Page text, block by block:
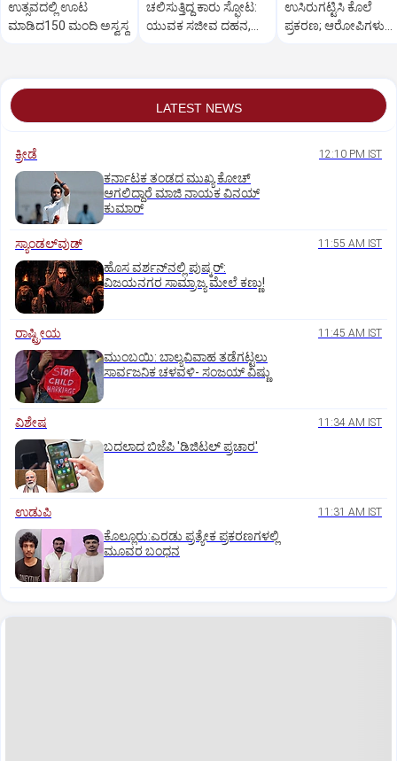
ಉತ್ಸವದಲ್ಲಿ ಊಟ
ಮಾಡಿದ150 ಮಂದಿ ಅಸ್ವಸ್ಥ
ಚಲಿಸುತ್ತಿದ್ದ ಕಾರು ಸ್ಫೋಟ:
ಯುವಕ ಸಜೀವ ದಹನ,
ಉಸಿರುಗಟ್ಟಿಸಿ ಕೊಲೆ
ಪ್ರಕರಣ; ಆರೋಪಿಗಳು
LATEST NEWS
ಕ್ರೀಡೆ 12:10 PM IST
ಕರ್ನಾಟಕ ತಂಡದ ಮುಖ್ಯ ಕೋಚ್‌
ಆಗಲಿದ್ದಾರೆ ಮಾಜಿ ನಾಯಕ ವಿನಯ್‌
ಕುಮಾರ್
ಸ್ಯಾಂಡಲ್‌ವುಡ್‌ 11:55 AM IST
ಹೊಸ ವರ್ಶನ್‌ನಲ್ಲಿ ಪುಷ್ಕರ್‌:
ವಿಜಯನಗರ ಸಾಮ್ರಾಜ್ಯ ಮೇಲೆ ಕಣ್ಣು!
ರಾಷ್ಟ್ರೀಯ 11:45 AM IST
ಮುಂಬಯಿ: ಬಾಲ್ಯವಿವಾಹ ತಡೆಗಟ್ಟಲು
ಸಾರ್ವಜನಿಕ ಚಳವಳಿ- ಸಂಜಯ್‌ ವಿಷ್ಣು
ವಿಶೇಷ 11:34 AM IST
ಬದಲಾದ ಬಿಜೆಪಿ 'ಡಿಜಿಟಲ್‌ ಪ್ರಚಾರ'
ಉಡುಪಿ 11:31 AM IST
ಕೊಲ್ಲೂರು:ಎರಡು ಪ್ರತ್ಯೇಕ ಪ್ರಕರಣಗಳಲ್ಲಿ
ಮೂವರ ಬಂಧನ